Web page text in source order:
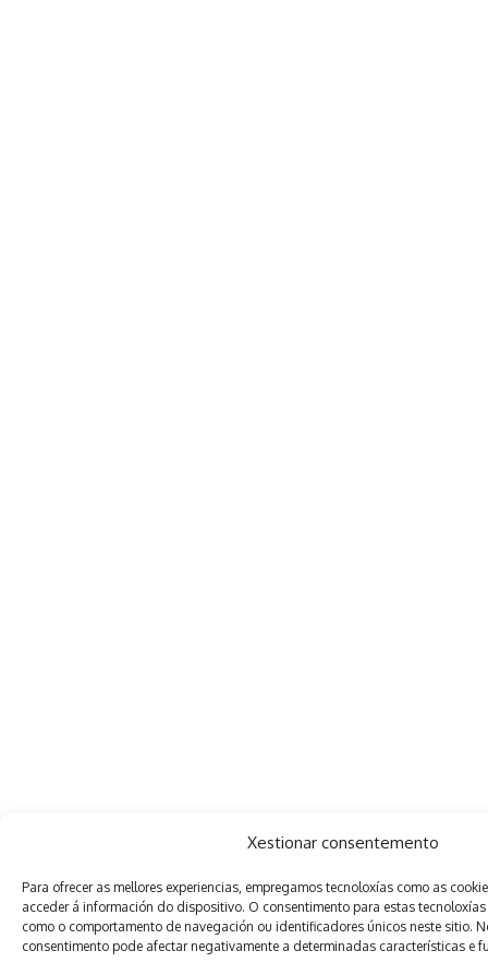
Xestionar consentemento
Para ofrecer as mellores experiencias, empregamos tecnoloxías como as
acceder á información do dispositivo. O consentimento para estas
como o comportamento de navegación ou identificadores únicos neste sitio.
consentimento pode afectar negativamente a determinadas características e